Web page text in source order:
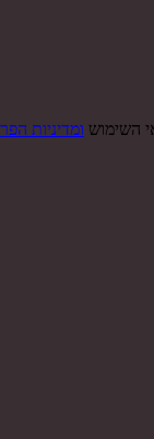
השימוש ומדיניות